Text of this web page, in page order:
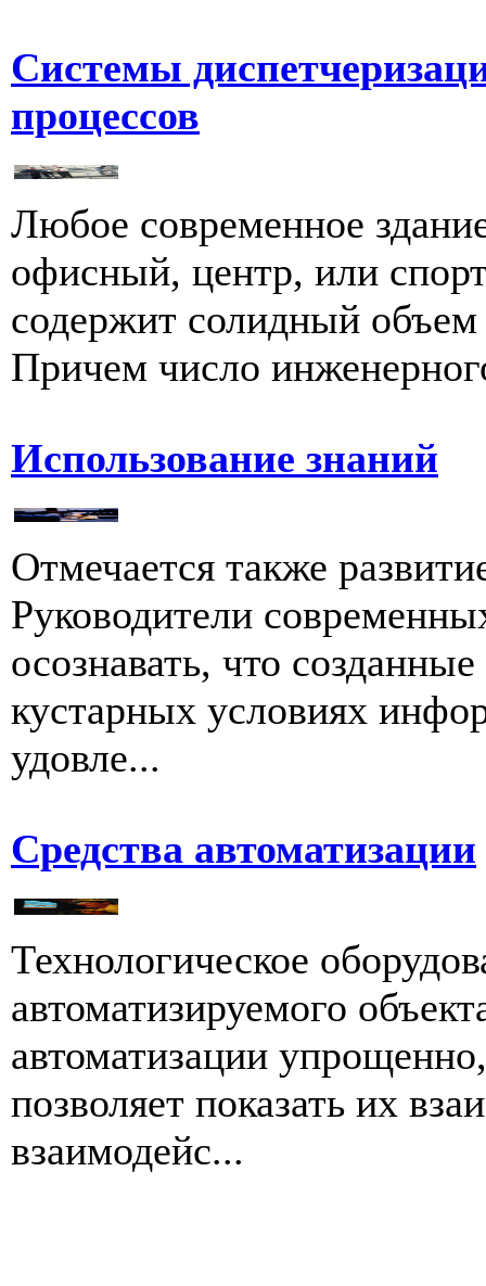
Системы
процессов
Любое современное
офисный, центр, или
содержит солидный
Причем число
Использование знаний
Отмечается также
Руководители
осознавать, что
кустарных условиях
удовле...
Средства автоматизации
Технологическое
автоматизируемого
автоматизации
позволяет показать их
взаимодейс...